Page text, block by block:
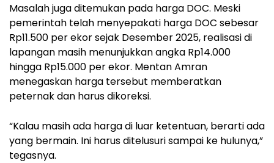
Masalah juga ditemukan pada harga DOC. Meski
pemerintah telah menyepakati harga DOC sebesar
Rp11.500 per ekor sejak Desember 2025, realisasi di
lapangan masih menunjukkan angka Rp14.000
hingga Rp15.000 per ekor. Mentan Amran
menegaskan harga tersebut memberatkan
peternak dan harus dikoreksi.
“Kalau masih ada harga di luar ketentuan, berarti ada
yang bermain. Ini harus ditelusuri sampai ke hulunya,”
tegasnya.